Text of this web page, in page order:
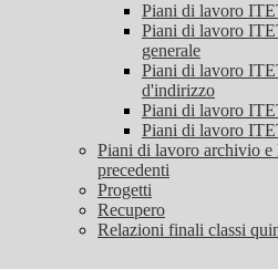
Piani di lavoro
Piani di lavoro
generale
Piani di lavoro
d'indirizzo
Piani di lavoro
Piani di lavoro
Piani di lavoro archivio
precedenti
Progetti
Recupero
Relazioni finali classi